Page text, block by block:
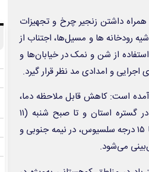
داشتن زنجیر چرخ و تجهیزات
رودخانه ها و مسیل‌ها، اجتناب از
استفاده از شن و نمک در خیابان‌ها و
و امدادی مد نظر قرار گیرد.
آمده است: کاهش قابل ملاحظه دما،
ماندگاری توده هوای سرد از دوشنبه تا صبح پنجشنبه (۶ تا ۹ اسفند) در گستره استان و تا صبح شنبه (۱۱
اسفندماه) در دامنه‌ها و ارتفاعات و در نواحی شمالی و کاهش دما بین ۱۰ تا ۱۵ درجه سلسیوس، در نیمه جنوبی و